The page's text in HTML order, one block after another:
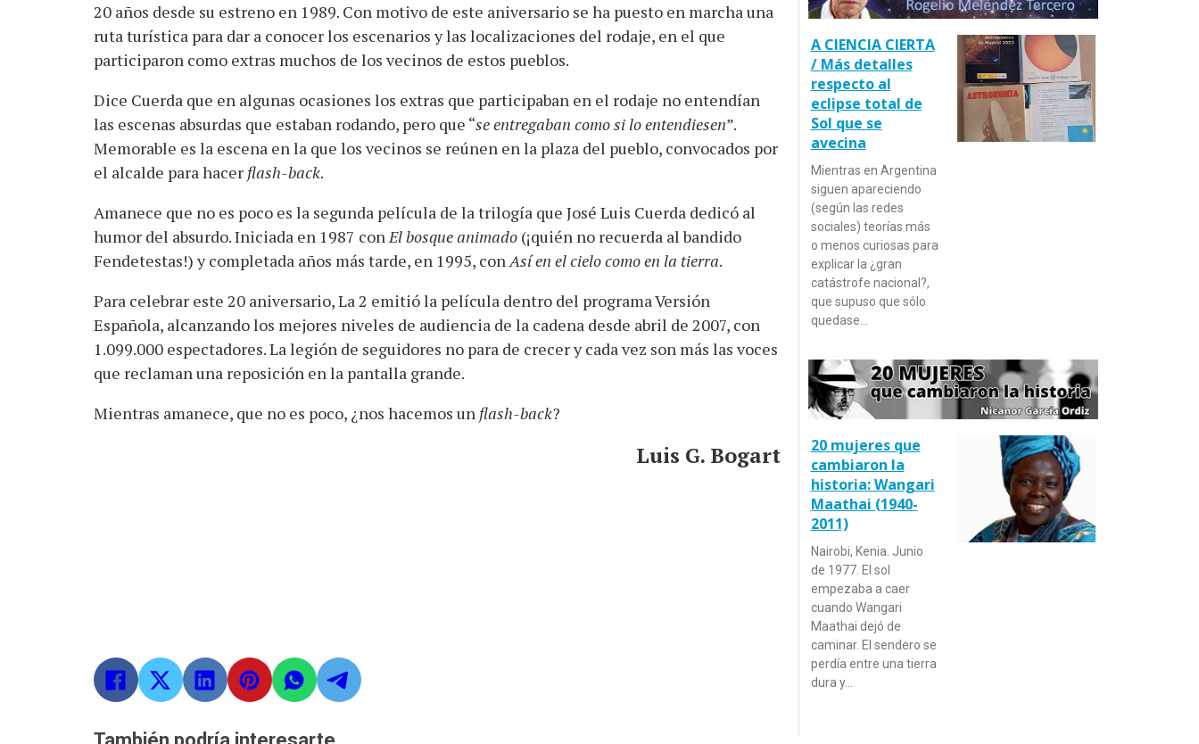
20 años desde su estreno en 1989. Con motivo de este aniversario se ha puesto en marcha una
ruta turística para dar a conocer los escenarios y las localizaciones del rodaje, en el que
participaron como extras muchos de los vecinos de estos pueblos.
Dice Cuerda que en algunas ocasiones los extras que participaban en el rodaje no entendían
las escenas absurdas que estaban rodando, pero que “se entregaban como si lo entendiesen”.
Memorable es la escena en la que los vecinos se reúnen en la plaza del pueblo, convocados por
el alcalde para hacer flash-back.
Amanece que no es poco es la segunda película de la trilogía que José Luis Cuerda dedicó al
humor del absurdo. Iniciada en 1987 conEl bosque animado(¡quién no recuerda al bandido
Fendetestas!) y completada años más tarde, en 1995, conAsí en el cielo como en la tierra.
Para celebrar este 20 aniversario, La 2 emitió la película dentro del programa Versión
Española, alcanzando los mejores niveles de audiencia de la cadena desde abril de 2007, con
1.099.000 espectadores. La legión de seguidores no para de crecer y cada vez son más las voces
que reclaman una reposición en la pantalla grande.
Mientras amanece, que no es poco, ¿nos hacemos un flash-back?
Luis G. Bogart
A CIENCIA CIERTA
/ Más detalles
respecto al
eclipse total de
Sol que se
avecina
Mientras en Argentina
siguen apareciendo
(según las redes
sociales) teorías más
o menos curiosas para
explicar la ¿gran
catástrofe nacional?,
que supuso que sólo
quedase…
20 mujeres que
cambiaron la
historia: Wangari
Maathai (1940-
2011)
Nairobi, Kenia. Junio
de 1977. El sol
empezaba a caer
cuando Wangari
Maathai dejó de
caminar. El sendero se
perdía entre una tierra
dura y…